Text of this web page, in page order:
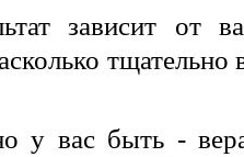
зависит от
у вас быть -